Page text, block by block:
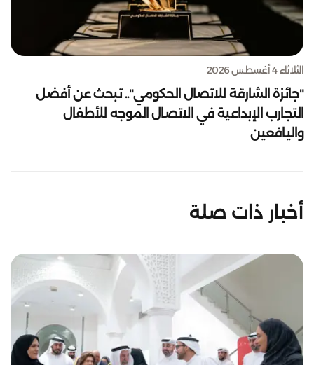
الثلاثاء 4 أغسطس 2026
"جائزة الشارقة للاتصال الحكومي".. تبحث عن أفضل
التجارب الإبداعية في الاتصال الموجه للأطفال
واليافعين
أخبار ذات صلة